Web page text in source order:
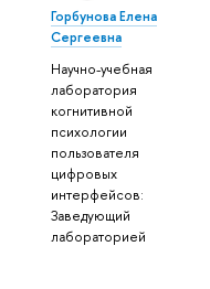
Горбунова Елена
Сергеевна
Научно-учебная
лаборатория
когнитивной
психологии
пользователя
цифровых
интерфейсов:
Заведующий
лабораторией